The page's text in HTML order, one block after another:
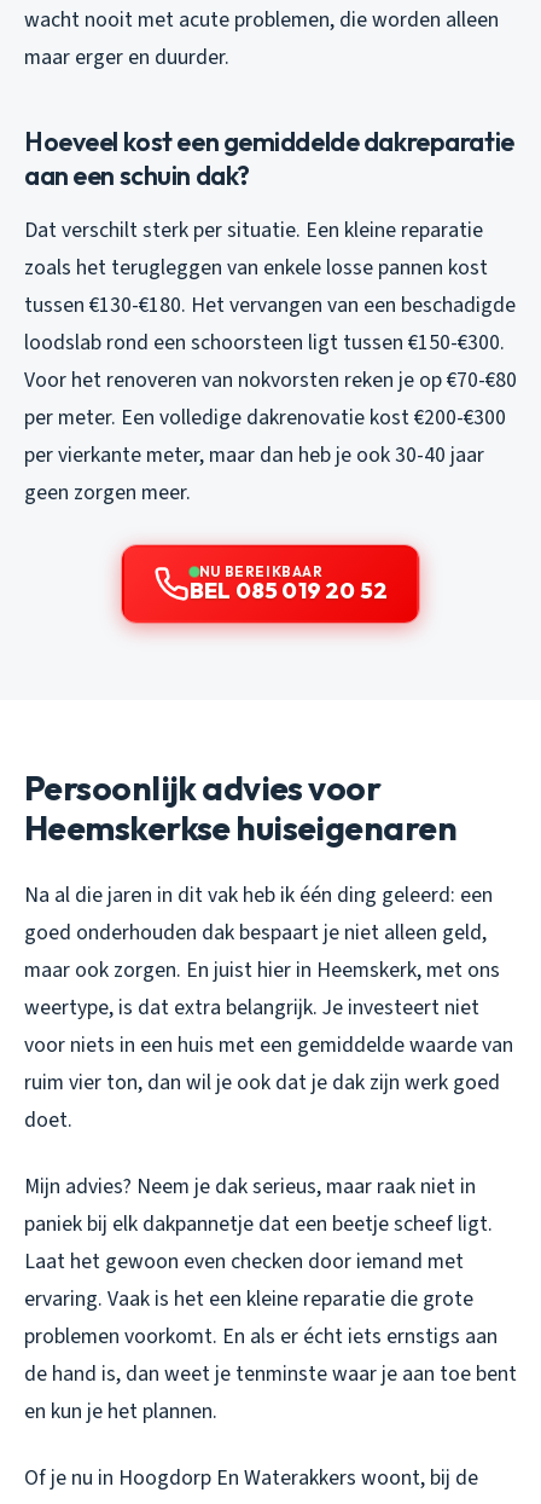
wacht nooit met acute problemen, die worden alleen
maar erger en duurder.
Hoeveel kost een gemiddelde dakreparatie
aan een schuin dak?
Dat verschilt sterk per situatie. Een kleine reparatie
zoals het terugleggen van enkele losse pannen kost
tussen €130-€180. Het vervangen van een beschadigde
loodslab rond een schoorsteen ligt tussen €150-€300.
Voor het renoveren van nokvorsten reken je op €70-€80
per meter. Een volledige dakrenovatie kost €200-€300
per vierkante meter, maar dan heb je ook 30-40 jaar
geen zorgen meer.
NU BEREIKBAAR
BEL 085 019 20 52
Persoonlijk advies voor
Heemskerkse huiseigenaren
Na al die jaren in dit vak heb ik één ding geleerd: een
goed onderhouden dak bespaart je niet alleen geld,
maar ook zorgen. En juist hier in Heemskerk, met ons
weertype, is dat extra belangrijk. Je investeert niet
voor niets in een huis met een gemiddelde waarde van
ruim vier ton, dan wil je ook dat je dak zijn werk goed
doet.
Mijn advies? Neem je dak serieus, maar raak niet in
paniek bij elk dakpannetje dat een beetje scheef ligt.
Laat het gewoon even checken door iemand met
ervaring. Vaak is het een kleine reparatie die grote
problemen voorkomt. En als er écht iets ernstigs aan
de hand is, dan weet je tenminste waar je aan toe bent
en kun je het plannen.
Of je nu in Hoogdorp En Waterakkers woont, bij de